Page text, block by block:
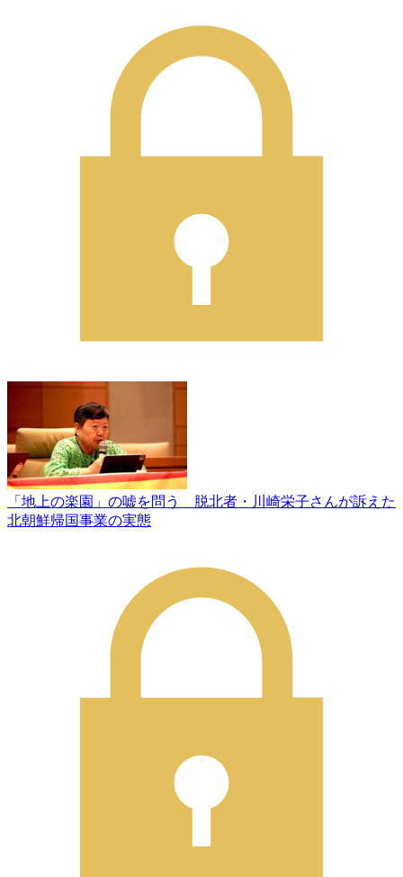
「地上の楽園」の嘘を問う 脱北者・川崎栄子さんが訴えた
北朝鮮帰国事業の実態